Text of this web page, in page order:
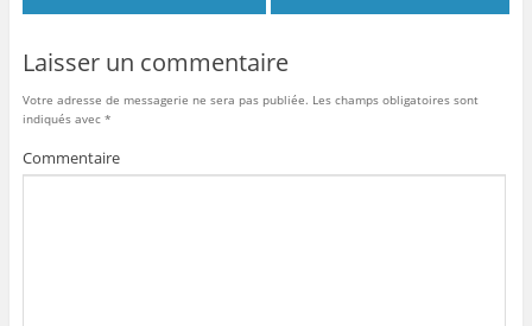
Laisser un commentaire
Votre adresse de messagerie ne sera pas publiée. Les champs obligatoires sont
indiqués avec *
Commentaire